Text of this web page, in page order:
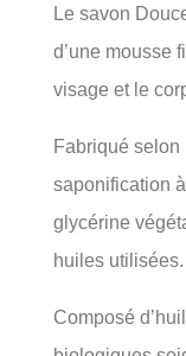
Le savon
d’une mousse
visage et le
Fabriqué
saponification
glycérine
huiles utilisées.
Composé